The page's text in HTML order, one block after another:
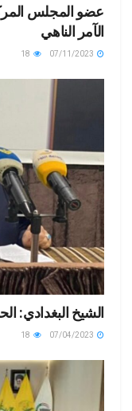
عضو المجلس
الآمر الناهي
الشيخ البغدادي: